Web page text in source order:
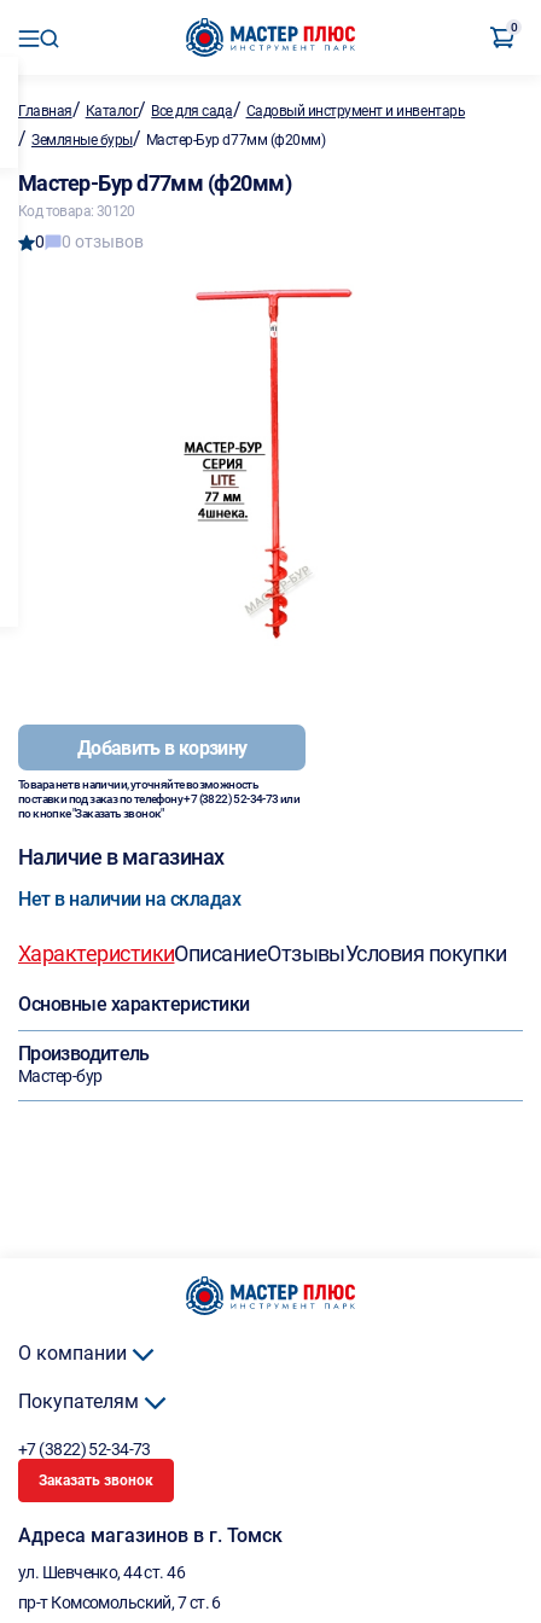
0
Главная/ Каталог/ Все для сада/ Садовый инструмент и инвентарь
/ Земляные буры/ Мастер-Бур d77мм (ф20мм)
Мастер-Бур d77мм (ф20мм)
Код товара: 30120
0 0 отзывов
Добавить в корзину
Товара нет в наличии, уточняйте возможность
поставки под заказ по телефону+7 (3822) 52-34-73или
по кнопке "Заказать звонок"
Наличие в магазинах
Нет в наличии на складах
ХарактеристикиОписаниеОтзывыУсловия покупки
Основные характеристики
Производитель
Мастер-бур
О компании
Покупателям
+7 (3822) 52-34-73
Заказать звонок
Адреса магазинов в г. Томск
ул. Шевченко, 44 ст. 46
пр-т Комсомольский, 7 ст. 6